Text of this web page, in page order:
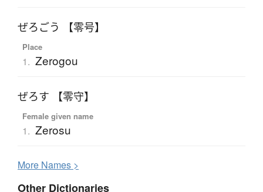
ぜろごう 【零号】
Place
1. Zerogou
ぜろす 【零守】
Female given name
1. Zerosu
More Names >
Other Dictionaries